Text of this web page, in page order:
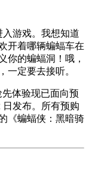
入游戏。我想知道
开着哪辆蝙蝠车在
你的蝙蝠洞！哦，
定要去接听。
体验现已面向预
日发布。所有预购
《蝙蝠侠：黑暗骑